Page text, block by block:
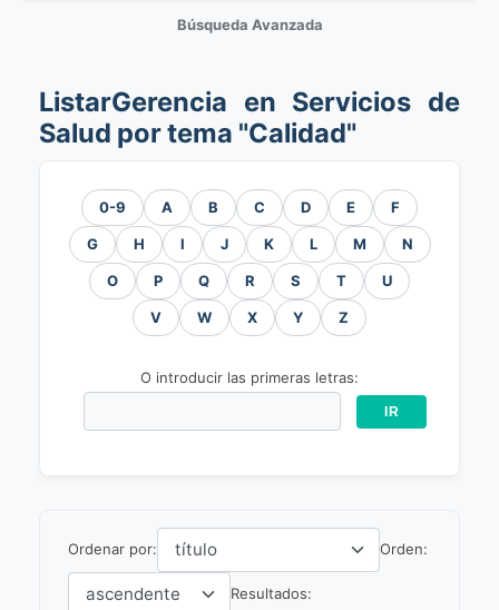
Búsqueda Avanzada
ListarGerencia en Servicios de
Salud por tema "Calidad"
0-9 A B C D E F
G H I J K L M N
O P Q R S T U
V W X Y Z
O introducir las primeras letras:
Ordenar por: Orden:
Resultados: